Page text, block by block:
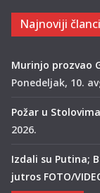
Najnoviji članci
Murinjo prozvao
Ponedeljak, 10.
Požar u
2026.
Izdali su Putina;
jutros FOTO/